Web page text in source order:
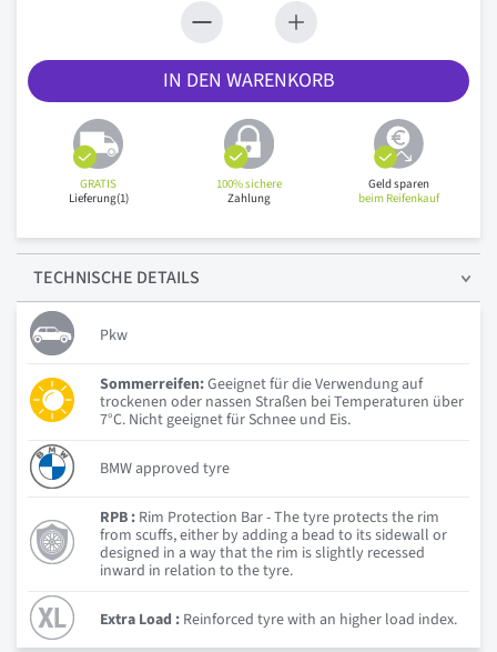
IN DEN WARENKORB
GRATIS
Lieferung(1)
100% sichere
Zahlung
Geld sparen
beim Reifenkauf
TECHNISCHE DETAILS
Pkw
Sommerreifen:Geeignet für die Verwendung auf
trockenen oder nassen Straßen bei Temperaturen über
7°C. Nicht geeignet für Schnee und Eis.
BMW approved tyre
RPB : Rim Protection Bar - The tyre protects the rim
from scuffs, either by adding a bead to its sidewall or
designed in a way that the rim is slightly recessed
inward in relation to the tyre.
Extra Load : Reinforced tyre with an higher load index.